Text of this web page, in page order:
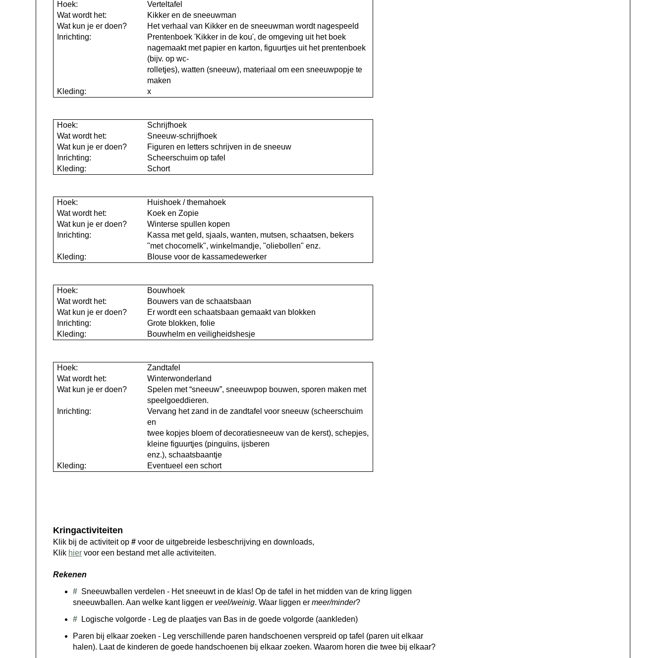
Hoek:
Verteltafel
Wat wordt het:
Kikker en de sneeuwman
Wat kun je er doen?
Het verhaal van Kikker en de sneeuwman wordt nagespeeld
Inrichting:
Prentenboek 'Kikker in de kou', de omgeving uit het boek
nagemaakt met papier en karton, figuurtjes uit het prentenboek
(bijv. op wc-
rolletjes), watten (sneeuw), materiaal om een sneeuwpopje te
maken
Kleding:
x
Hoek:
Schrijfhoek
Wat wordt het:
Sneeuw-schrijfhoek
Wat kun je er doen?
Figuren en letters schrijven in de sneeuw
Inrichting:
Scheerschuim op tafel
Kleding:
Schort
Hoek:
Huishoek / themahoek
Wat wordt het:
Koek en Zopie
Wat kun je er doen?
Winterse spullen kopen
Inrichting:
Kassa met geld, sjaals, wanten, mutsen, schaatsen, bekers
"met chocomelk", winkelmandje, "oliebollen" enz.
Kleding:
Blouse voor de kassamedewerker
Hoek:
Bouwhoek
Wat wordt het:
Bouwers van de schaatsbaan
Wat kun je er doen?
Er wordt een schaatsbaan gemaakt van blokken
Inrichting:
Grote blokken, folie
Kleding:
Bouwhelm en veiligheidshesje
Hoek:
Zandtafel
Wat wordt het:
Winterwonderland
Wat kun je er doen?
Spelen met “sneeuw”, sneeuwpop bouwen, sporen maken met
speelgoeddieren.
Inrichting:
Vervang het zand in de zandtafel voor sneeuw (scheerschuim
en
twee kopjes bloem of decoratiesneeuw van de kerst), schepjes,
kleine figuurtjes (pinguïns, ijsberen
enz.), schaatsbaantje
Kleding:
Eventueel een schort
Kringactiviteiten
Klik bij de activiteit op # voor de uitgebreide lesbeschrijving en downloads,
Klik hier voor een bestand met alle activiteiten.
Rekenen
# Sneeuwballen verdelen - Het sneeuwt in de klas! Op de tafel in het midden van de kring liggen
sneeuwballen. Aan welke kant liggen er veel/weinig. Waar liggen er meer/minder?
# Logische volgorde - Leg de plaatjes van Bas in de goede volgorde (aankleden)
Paren bij elkaar zoeken - Leg verschillende paren handschoenen verspreid op tafel (paren uit elkaar
halen). Laat de kinderen de goede handschoenen bij elkaar zoeken. Waarom horen die twee bij elkaar?